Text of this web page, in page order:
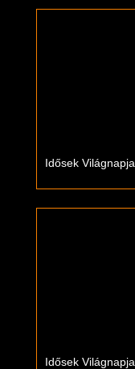
Idősek Világnapja
Idősek Világnapja